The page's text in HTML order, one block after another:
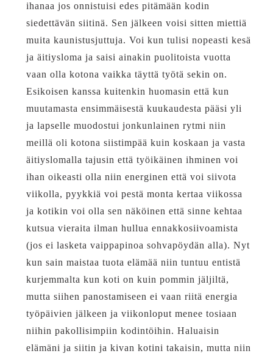
ihanaa jos onnistuisi edes pitämään kodin
siedettävän siitinä. Sen jälkeen voisi sitten miettiä
muita kaunistusjuttuja. Voi kun tulisi nopeasti kesä
ja äitiysloma ja saisi ainakin puolitoista vuotta
vaan olla kotona vaikka täyttä työtä sekin on.
Esikoisen kanssa kuitenkin huomasin että kun
muutamasta ensimmäisestä kuukaudesta pääsi yli
ja lapselle muodostui jonkunlainen rytmi niin
meillä oli kotona siistimpää kuin koskaan ja vasta
äitiyslomalla tajusin että työikäinen ihminen voi
ihan oikeasti olla niin energinen että voi siivota
viikolla, pyykkiä voi pestä monta kertaa viikossa
ja kotikin voi olla sen näköinen että sinne kehtaa
kutsua vieraita ilman hullua ennakkosiivoamista
(jos ei lasketa vaippapinoa sohvapöydän alla). Nyt
kun sain maistaa tuota elämää niin tuntuu entistä
kurjemmalta kun koti on kuin pommin jäljiltä,
mutta siihen panostamiseen ei vaan riitä energia
työpäivien jälkeen ja viikonloput menee tosiaan
niihin pakollisimpiin kodintöihin. Haluaisin
elämäni ja siitin ja kivan kotini takaisin, mutta niin